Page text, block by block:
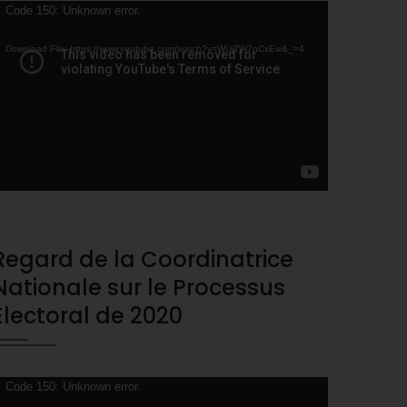
Video
Code 150: Unknown error.
Download File: https://www.youtube.com/watch?v=WUjTW7nCxEw&_=4
de la Coordinatrice
sur le Processus
de 2020
Video
Code 150: Unknown error.